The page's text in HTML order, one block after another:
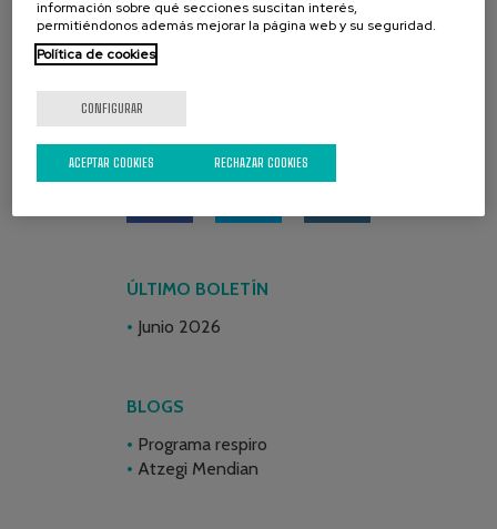
REDES SOCIALES
ÚLTIMO BOLETÍN
Junio 2026
BLOGS
Programa respiro
Atzegi Mendian
información sobre qué secciones suscitan interés,
permitiéndonos además mejorar la página web y su seguridad.
Política de cookies
CONFIGURAR
RECHAZAR COOKIES
ACEPTAR COOKIES